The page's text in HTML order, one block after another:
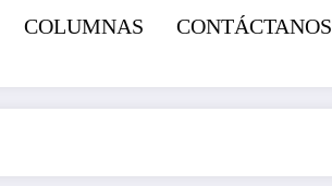
COLUMNAS CONTÁCTANOS